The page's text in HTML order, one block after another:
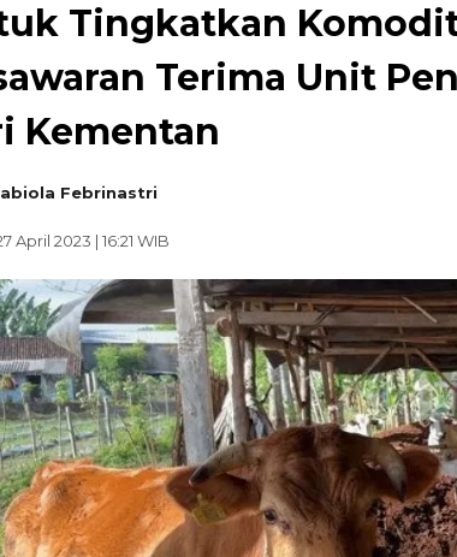
Tingkatkan
Terima Unit
Kementan
Febrinastri
April 2023 | 16:21 WIB